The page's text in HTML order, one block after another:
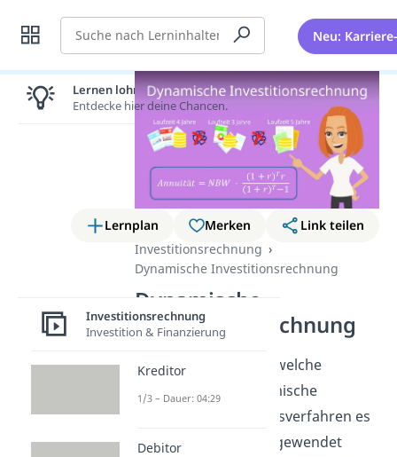
Suche Neu:
Lernplan Merken
Link teilen
Investitionsrechnung
Dynamische Investitionsrechnung
Dynamische
Investitionsrechnung
Du möchtest wissen welche
verschiedenen dynamische
Investitionsrechnungsverfahren es
gibt und wann sie angewendet
Lernen lohnt sich!
Entdecke hier deine Chancen.
Investitionsrechnung
Investition & Finanzierung
Kreditor
1/3 – Dauer: 04:29
Debitor